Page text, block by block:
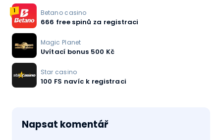
1 Betano casino
666 free spinů za registraci
Magic Planet
Uvítací bonus 500 Kč
Star casino
100 FS navíc k registraci
Napsat komentář